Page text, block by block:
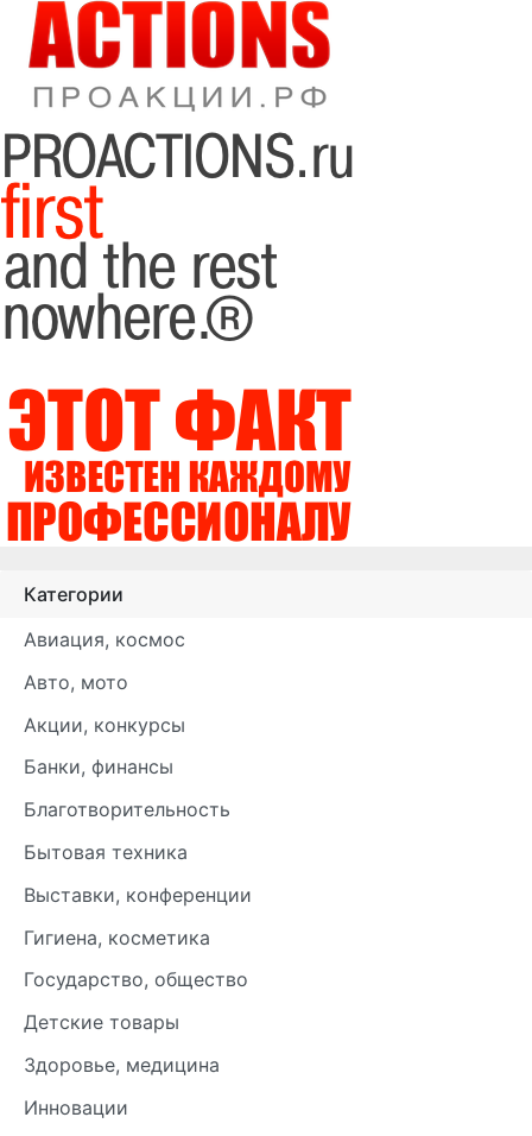
Категории
Авиация, космос
Авто, мото
Акции, конкурсы
Банки, финансы
Благотворительность
Бытовая техника
Выставки, конференции
Гигиена, косметика
Государство, общество
Детские товары
Здоровье, медицина
Инновации